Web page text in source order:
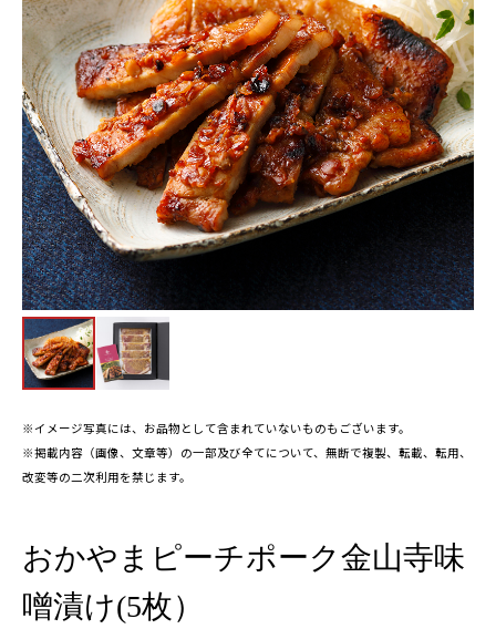
※イメージ写真には、お品物として含まれていないものもございます。
※掲載内容（画像、文章等）の一部及び全てについて、無断で複製、転載、転用、
改変等の二次利用を禁じます。
おかやまピーチポーク金山寺味
噌漬け(5枚）